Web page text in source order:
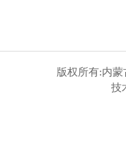
版权所有:内
技